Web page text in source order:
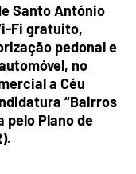
Santo António
Fi gratuito,
pedonal e
no
a Céu
“Bairros
pelo Plano de